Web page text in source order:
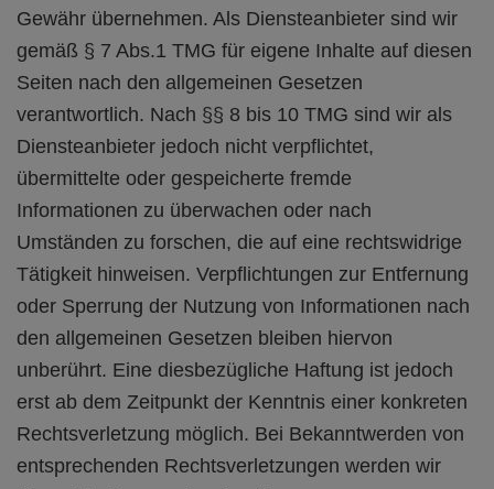
Gewähr übernehmen. Als Diensteanbieter sind wir
gemäß § 7 Abs.1 TMG für eigene Inhalte auf diesen
Seiten nach den allgemeinen Gesetzen
verantwortlich. Nach §§ 8 bis 10 TMG sind wir als
Diensteanbieter jedoch nicht verpflichtet,
übermittelte oder gespeicherte fremde
Informationen zu überwachen oder nach
Umständen zu forschen, die auf eine rechtswidrige
Tätigkeit hinweisen. Verpflichtungen zur Entfernung
oder Sperrung der Nutzung von Informationen nach
den allgemeinen Gesetzen bleiben hiervon
unberührt. Eine diesbezügliche Haftung ist jedoch
erst ab dem Zeitpunkt der Kenntnis einer konkreten
Rechtsverletzung möglich. Bei Bekanntwerden von
entsprechenden Rechtsverletzungen werden wir